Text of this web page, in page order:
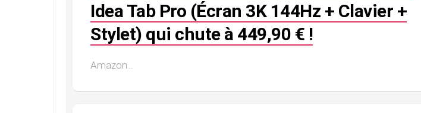
Idea Tab Pro (Écran 3K 144Hz + Clavier +
Stylet) qui chute à 449,90 € !
Amazon...